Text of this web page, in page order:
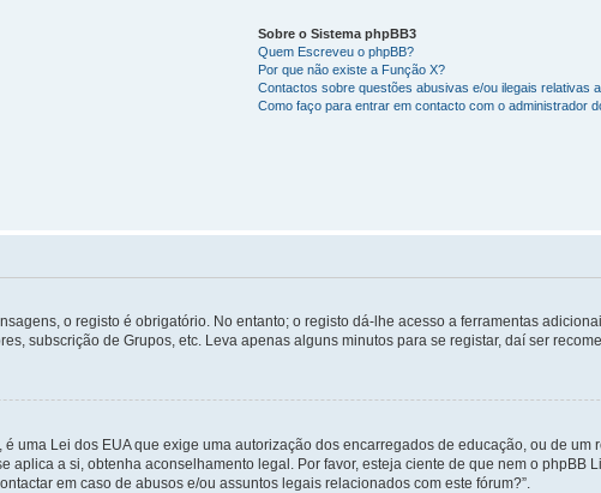
Sobre o Sistema phpBB3
Quem Escreveu o phpBB?
Por que não existe a Função X?
Contactos sobre questões abusivas e/ou ilegais relativas
Como faço para entrar em contacto com o administrador
o registo é obrigatório. No entanto; o registo dá-lhe acesso a ferramentas
subscrição de Grupos, etc. Leva apenas alguns minutos para se registar, daí ser
uma Lei dos EUA que exige uma autorização dos encarregados de educação, ou de
a si, obtenha aconselhamento legal. Por favor, esteja ciente de que nem o phpBB
em caso de abusos e/ou assuntos legais relacionados com este fórum?”.